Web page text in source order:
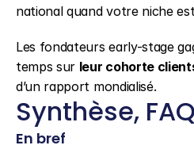
national quand votre niche
Les fondateurs early-stage
temps sur leur cohorte
d’un rapport mondialisé.
Synthèse,
En bref